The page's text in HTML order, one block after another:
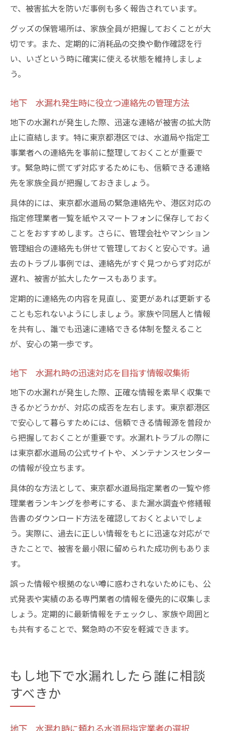
で、被害拡大を防いだ事例も多く報告されています。
グッズの保管場所は、家族全員が把握しておくことが大
切です。また、定期的に消耗品の交換や動作確認を行
い、いざという時に確実に使える状態を維持しましょ
う。
地下 水漏れ発生時に役立つ連絡先の管理方法
地下の水漏れが発生した際、迅速な連絡が被害の拡大防
止に直結します。特に東京都港区では、水道局や指定工
事業者への連絡先を事前に整理しておくことが重要で
す。緊急時に慌てず対応するためにも、信頼できる連絡
先を家族全員が把握しておきましょう。
具体的には、東京都水道局の緊急連絡先や、港区対応の
指定修理業者一覧を紙やスマートフォンに保存しておく
ことをおすすめします。さらに、管理会社やマンション
管理組合の連絡先も併せて管理しておくと安心です。過
去のトラブル事例では、連絡先がすぐ見つからず対応が
遅れ、被害が拡大したケースもあります。
定期的に連絡先の内容を見直し、変更があれば更新する
ことも忘れないようにしましょう。家族や同居人と情報
を共有し、誰でも迅速に連絡できる体制を整えること
が、安心の第一歩です。
地下 水漏れ時の迅速対応を目指す情報収集術
地下の水漏れが発生した際、正確な情報を素早く収集で
きるかどうかが、対応の成否を左右します。東京都港区
で安心して暮らすためには、信頼できる情報源を普段か
ら把握しておくことが重要です。水漏れトラブルの際に
は東京都水道局の公式サイトや、メンテナンスセンター
の情報が役立ちます。
具体的な方法として、東京都水道局指定業者の一覧や修
理業者ランキングを参考にする、また漏水調査や修繕報
告書のダウンロード方法を確認しておくとよいでしょ
う。実際に、過去に正しい情報をもとに迅速な対応がで
きたことで、被害を最小限に留められた成功例もありま
す。
誤った情報や根拠のない噂に惑わされないためにも、公
式発表や実績のある専門業者の情報を優先的に収集しま
しょう。定期的に最新情報をチェックし、家族や周囲と
も共有することで、緊急時の不安を軽減できます。
もし地下で水漏れしたら誰に相談
すべきか
地下 水漏れ時に頼れる水道局指定業者の選択